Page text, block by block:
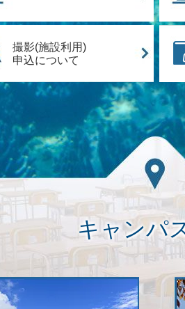
撮影(施設利用)
申込について
キャンパ